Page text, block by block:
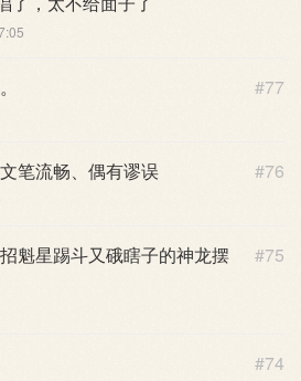
#77
#76
笔流畅、偶有谬误
#75
魁星踢斗又硪瞎子的神龙摆
#74